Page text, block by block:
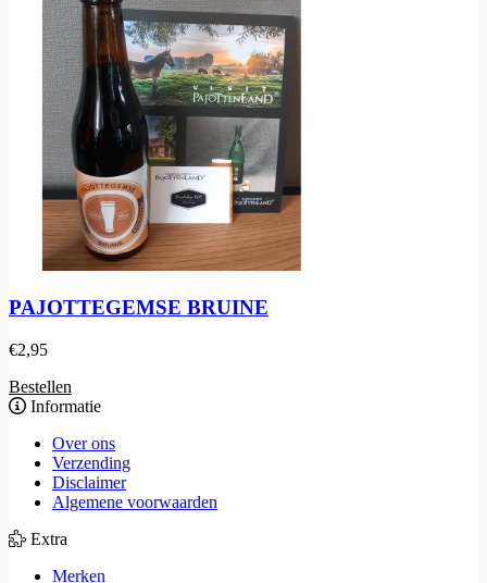
PAJOTTEGEMSE BRUINE
€2,95
Bestellen
Informatie
Over ons
Verzending
Disclaimer
Algemene voorwaarden
Extra
Merken